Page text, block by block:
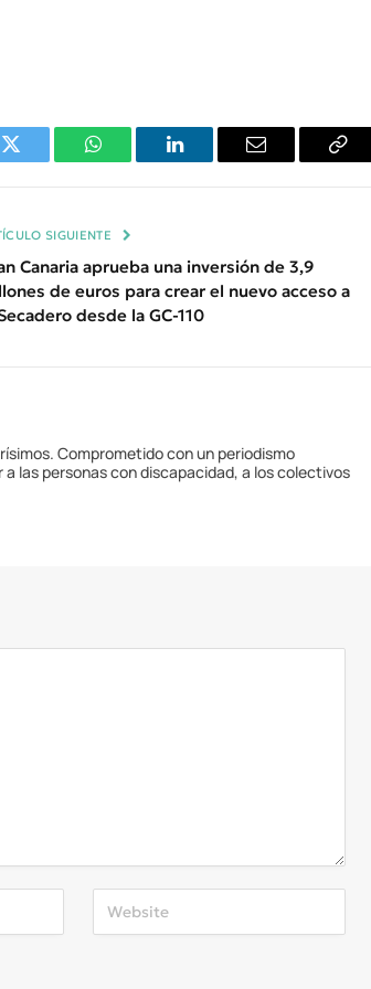
Twitter WhatsAppLinkedIn Email
SIGUIENTE
Canaria aprueba una inversión de 3,9
de euros para crear el nuevo acceso a
desde la GC-110
Comprometido con un periodismo
las personas con discapacidad, a los colectivos